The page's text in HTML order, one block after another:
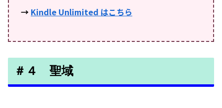
→ Kindle Unlimited はこちら
＃４ 聖域